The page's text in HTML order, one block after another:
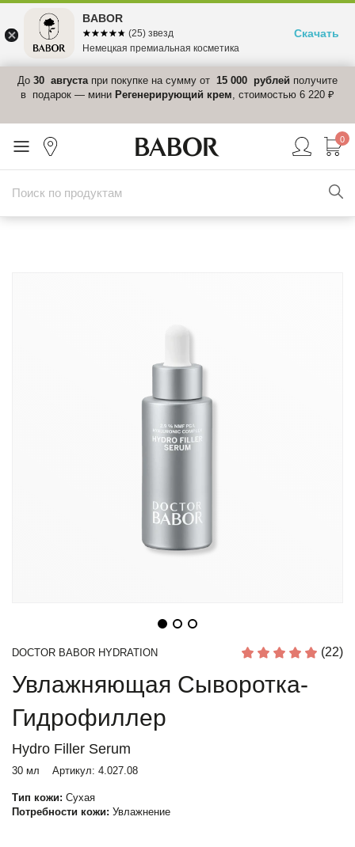
До 30 августапри покупке на сумму от 15 000 рублей получите
в подарок — мини Регенерирующий крем, стоимостью 6 220 ₽
0
DOCTOR BABOR HYDRATION (22)
Увлажняющая Сыворотка-
Гидрофиллер
Hydro Filler Serum
30 мл Артикул: 4.027.08
Тип кожи: Сухая
Потребности кожи: Увлажнение
BABOR
☆☆☆☆☆
★★★★★ (25) звезд
Немецкая премиальная косметика
Скачать